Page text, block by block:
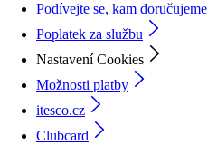
Podívejte se, kam doručujeme
Poplatek za službu
Nastavení Cookies
Možnosti platby
itesco.cz
Clubcard